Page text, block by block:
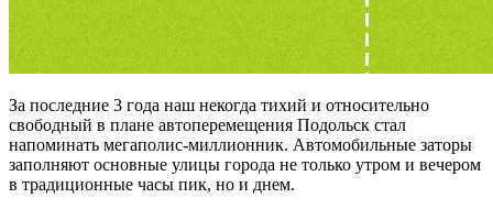
За последние 3 года наш некогда тихий и относительно
свободный в плане автоперемещения Подольск стал
напоминать мегаполис-миллионник. Автомобильные заторы
заполняют основные улицы города не только утром и вечером
в традиционные часы пик, но и днем.